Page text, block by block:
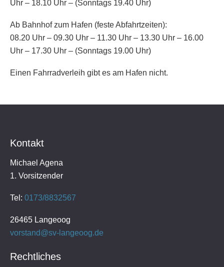
Uhr – 18.10 Uhr – (Sonntags 19.40 Uhr)
Ab Bahnhof zum Hafen (feste Abfahrtzeiten):
08.20 Uhr – 09.30 Uhr – 11.30 Uhr – 13.30 Uhr – 16.00
Uhr – 17.30 Uhr – (Sonntags 19.00 Uhr)
Einen Fahrradverleih gibt es am Hafen nicht.
Kontakt
Michael Agena
1. Vorsitzender
Tel: 0173/8832567
26465 Langeoog
vorstand@sv-langeoog.de
Rechtliches